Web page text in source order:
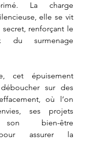
La charge
elle se vit
renforçant le
du surmenage
cet épuisement
sur des
où l’on
ses projets
son bien-être
assurer la